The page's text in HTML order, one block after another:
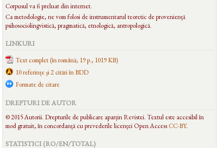
Corpusul va fi preluat din internet.
Ca metodologie, ne vom folosi de instrumentarul teoretic de proveniență
psihosociolingvistică, pragmatică, etnologică, antropologică.
LINKURI
Text complet (în română; 19 p., 1019 KB)
10 referințe și 2 citări în BDD
Formate de citare
DREPTURI DE AUTOR
© 2015 Autorii. Drepturile de publicare aparțin Revistei. Textul este accesibil în
mod gratuit, în concordanță cu prevederile licenței Open AccessCC-BY.
STATISTICI (RO/EN/TOTAL)